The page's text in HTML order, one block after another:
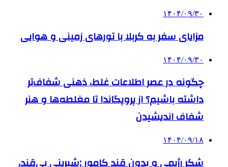
۱۴۰۴/۰۹/۳۰
مزایای سفر به کربلا با تورهای زمینی و هوایی
۱۴۰۴/۰۹/۳۰
چگونه در عصر اطلاعات غلط، ذهنی شفاف‌تر
داشته باشیم؟ از پروپگاندا تا مغلطه‌ها و هنر
شفاف اندیشیدن
۱۴۰۴/۰۹/۱۸
شکر رژیمی و بدون قند کامور ;شیرینی بی‌قند،